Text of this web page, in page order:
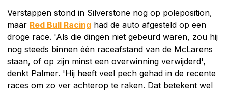
Verstappen stond in Silverstone nog op poleposition,
maar Red Bull Racing had de auto afgesteld op een
droge race. 'Als die dingen niet gebeurd waren, zou hij
nog steeds binnen één raceafstand van de McLarens
staan, of op zijn minst een overwinning verwijderd',
denkt Palmer. 'Hij heeft veel pech gehad in de recente
races om zo ver achterop te raken. Dat betekent wel